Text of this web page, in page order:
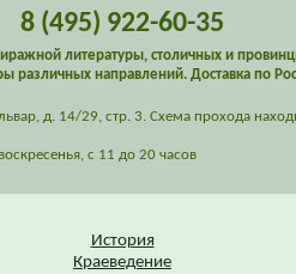
8 (495) 922-60-35
литературы, столичных и
различных направлений. Доставка по
д. 14/29, стр. 3. Схема прохода
с 11 до 20 часов
История
Краеведение